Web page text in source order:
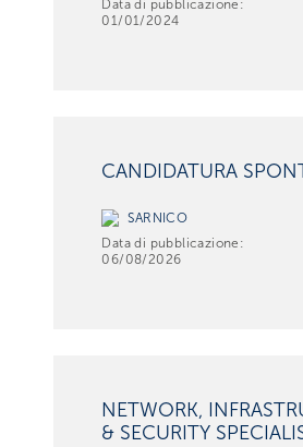
Data di pubblicazione:
01/01/2024
CANDIDATURA
SARNICO
Data di pubblicazione:
06/08/2026
NETWORK,
& SECURITY